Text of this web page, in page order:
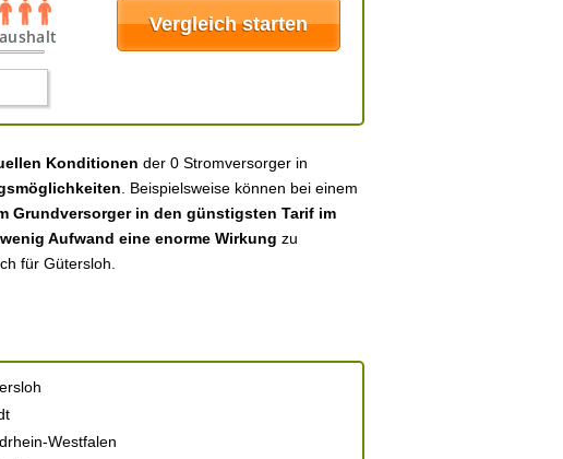
Konditionen der 0 Stromversorger in
. Beispielsweise können bei einem
Grundversorger in den günstigsten Tarif im
Aufwand eine enorme Wirkung zu
für Gütersloh.
Westfalen